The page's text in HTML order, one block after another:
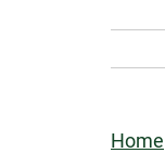
Home